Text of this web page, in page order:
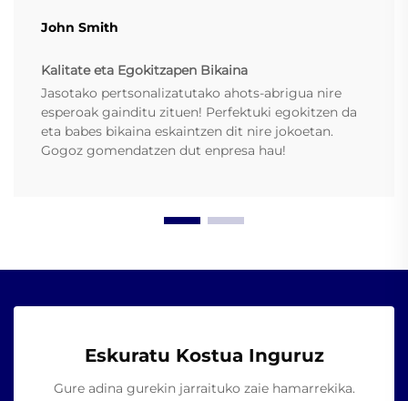
John Smith
Kalitate eta Egokitzapen Bikaina
Jasotako pertsonalizatutako ahots-abrigua nire
esperoak gainditu zituen! Perfektuki egokitzen da
eta babes bikaina eskaintzen dit nire jokoetan.
Gogoz gomendatzen dut enpresa hau!
Eskuratu Kostua Inguruz
Gure adina gurekin jarraituko zaie hamarrekika.